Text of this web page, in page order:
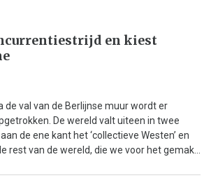
en kiest
de val van de Berlijnse muur wordt er
De wereld valt uiteen in twee
de ene kant het ‘collectieve Westen’ en
rest van de wereld, die we voor het gemak...